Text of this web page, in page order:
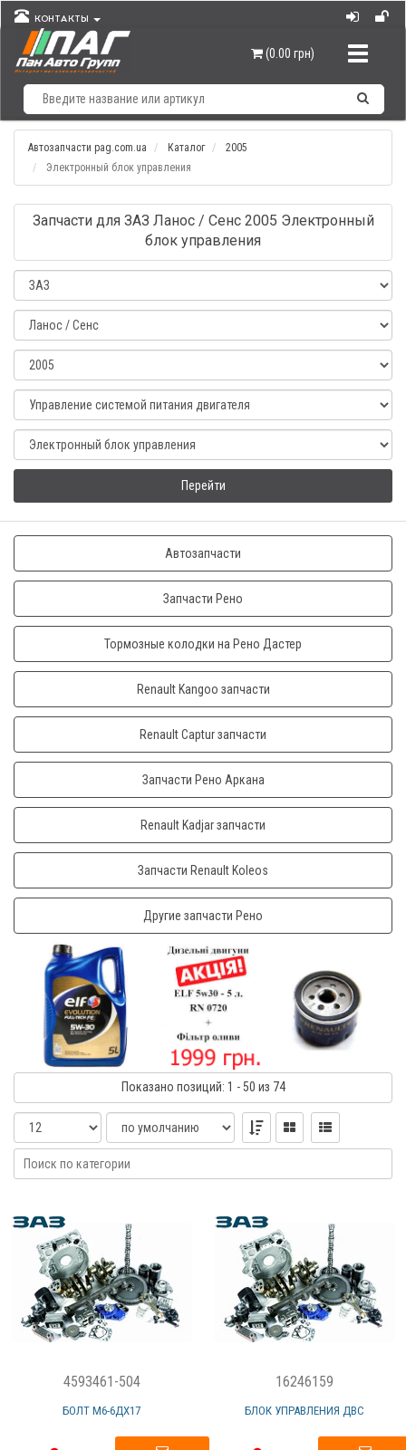
КОНТАКТЫ
(0.00 грн)
Автозапчасти pag.com.ua Каталог
2005
Электронный блок управления
Запчасти для ЗАЗ Ланос / Сенс 2005 Электронный
блок управления
Перейти
Автозапчасти
Запчасти Рено
Тормозные колодки на Рено Дастер
Renault Kangoo запчасти
Renault Captur запчасти
Запчасти Рено Аркана
Renault Kadjar запчасти
Запчасти Renault Koleos
Другие запчасти Рено
Показано позиций: 1 - 50 из 74
4593461-504
БОЛТ М6-6ДХ17
16246159
БЛОК УПРАВЛЕНИЯ ДВС